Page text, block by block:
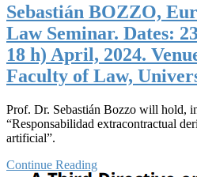
Sebastián BOZZO,
Law Seminar. Dates:
18 h) April, 2024.
Faculty of Law,
Prof. Dr. Sebastián Bozzo will hold,
“Responsabilidad extracontractual
artificial”.
Continue Reading